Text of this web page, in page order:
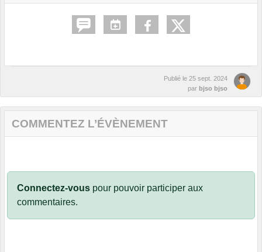
Publié le 25 sept. 2024
par bjso bjso
COMMENTEZ L’ÉVÈNEMENT
Connectez-vous pour pouvoir participer aux
commentaires.